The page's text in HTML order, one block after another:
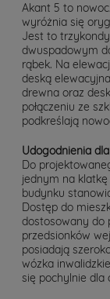
Akant 5 to
wyróżnia się
Jest to
dwuspadowym
rąbek. Na
deską
drewna oraz
połączeniu ze
podkreślają
Udogodnienia
Do
jednym na
budynku
Dostęp do
dostosowany do
przedsionków
posiadają
wózka
się pochylnie dla